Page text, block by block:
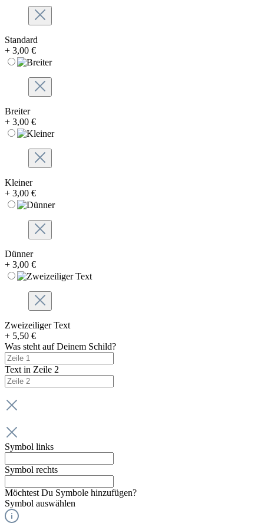
Standard
+ 3,00 €
Breiter
+ 3,00 €
Kleiner
+ 3,00 €
Dünner
+ 3,00 €
Zweizeiliger Text
+ 5,50 €
Was steht auf Deinem Schild?
Text in Zeile 2
Symbol links
Symbol rechts
Möchtest Du Symbole hinzufügen?
Symbol auswählen